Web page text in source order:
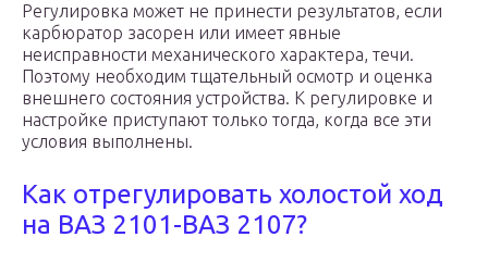
Регулировка может не принести результатов, если
карбюратор засорен или имеет явные
неисправности механического характера, течи.
Поэтому необходим тщательный осмотр и оценка
внешнего состояния устройства. К регулировке и
настройке приступают только тогда, когда все эти
условия выполнены.
Как отрегулировать холостой ход
на ВАЗ 2101-ВАЗ 2107?